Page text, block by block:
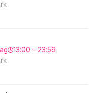
13:00 – 23:59